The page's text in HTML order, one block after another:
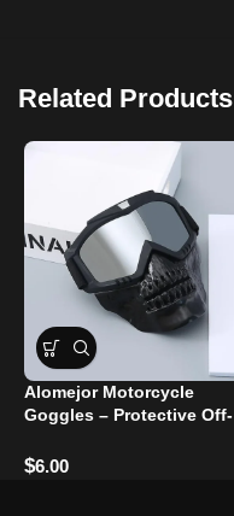
Related Products
Alomejor Motorcycle
Goggles – Protective Off-
$6.00